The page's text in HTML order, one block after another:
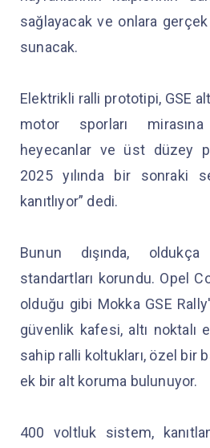
sağlayacak ve onlara gerçek
sunacak.
Elektrikli ralli prototipi, GSE
motor sporları
heyecanlar ve üst düzey
2025 yılında bir sonraki
kanıtlıyor” dedi.
Bunun dışında,
standartları korundu. Opel
olduğu gibi Mokka GSE
güvenlik kafesi, altı noktalı
sahip ralli koltukları, özel bir
ek bir alt koruma bulunuyor.
400 voltluk sistem,